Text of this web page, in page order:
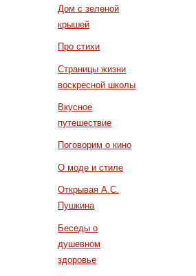
Дом с зеленой
крышей
Про стихи
Страницы жизни
воскресной школы
Вкусное
путешествие
Поговорим о кино
О моде и стиле
Открывая А.С.
Пушкина
Беседы о
душевном
здоровье